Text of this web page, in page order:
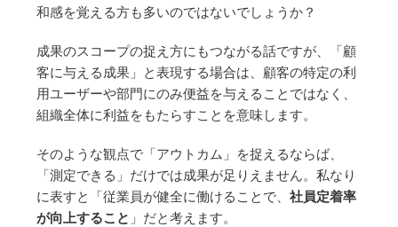
和感を覚える方も多いのではないでしょうか？
成果のスコープの捉え方にもつながる話ですが、「顧
客に与える成果」と表現する場合は、顧客の特定の利
用ユーザーや部門にのみ便益を与えることではなく、
組織全体に利益をもたらすことを意味します。
そのような観点で「アウトカム」を捉えるならば、
「測定できる」だけでは成果が足りえません。私なり
に表すと「従業員が健全に働けることで、 社員定着率
が向上すること 」だと考えます。